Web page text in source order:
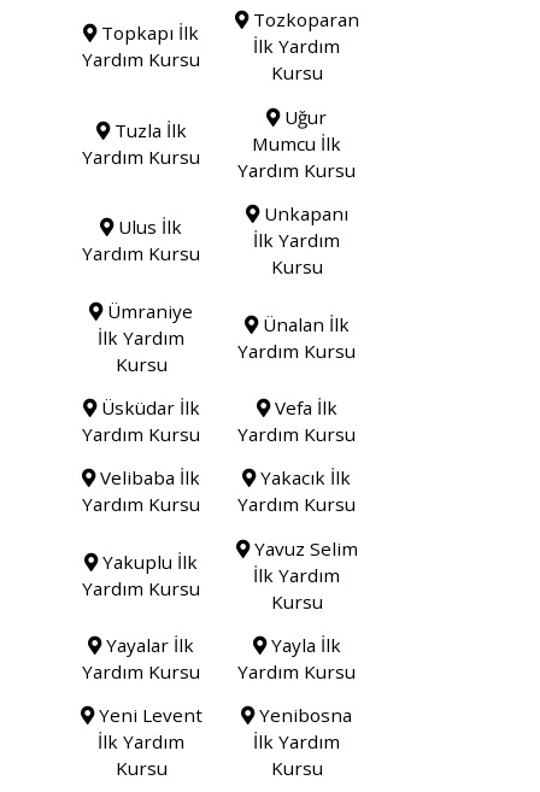
Topkapı İlk
Yardım Kursu
Tozkoparan
İlk Yardım
Kursu
Tuzla İlk
Yardım Kursu
Uğur
Mumcu İlk
Yardım Kursu
Ulus İlk
Yardım Kursu
Unkapanı
İlk Yardım
Kursu
Ümraniye
İlk Yardım
Kursu
Ünalan İlk
Yardım Kursu
Üsküdar İlk
Yardım Kursu
Vefa İlk
Yardım Kursu
Velibaba İlk
Yardım Kursu
Yakacık İlk
Yardım Kursu
Yakuplu İlk
Yardım Kursu
Yavuz Selim
İlk Yardım
Kursu
Yayalar İlk
Yardım Kursu
Yayla İlk
Yardım Kursu
Yeni Levent
İlk Yardım
Kursu
Yenibosna
İlk Yardım
Kursu